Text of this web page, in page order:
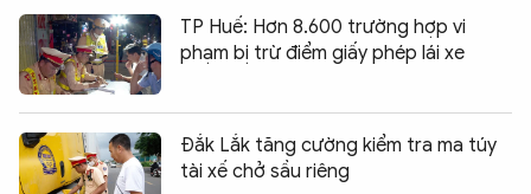
TP Huế: Hơn 8.600 trường hợp vi
phạm bị trừ điểm giấy phép lái xe
Đắk Lắk tăng cường kiểm tra ma túy
tài xế chở sầu riêng